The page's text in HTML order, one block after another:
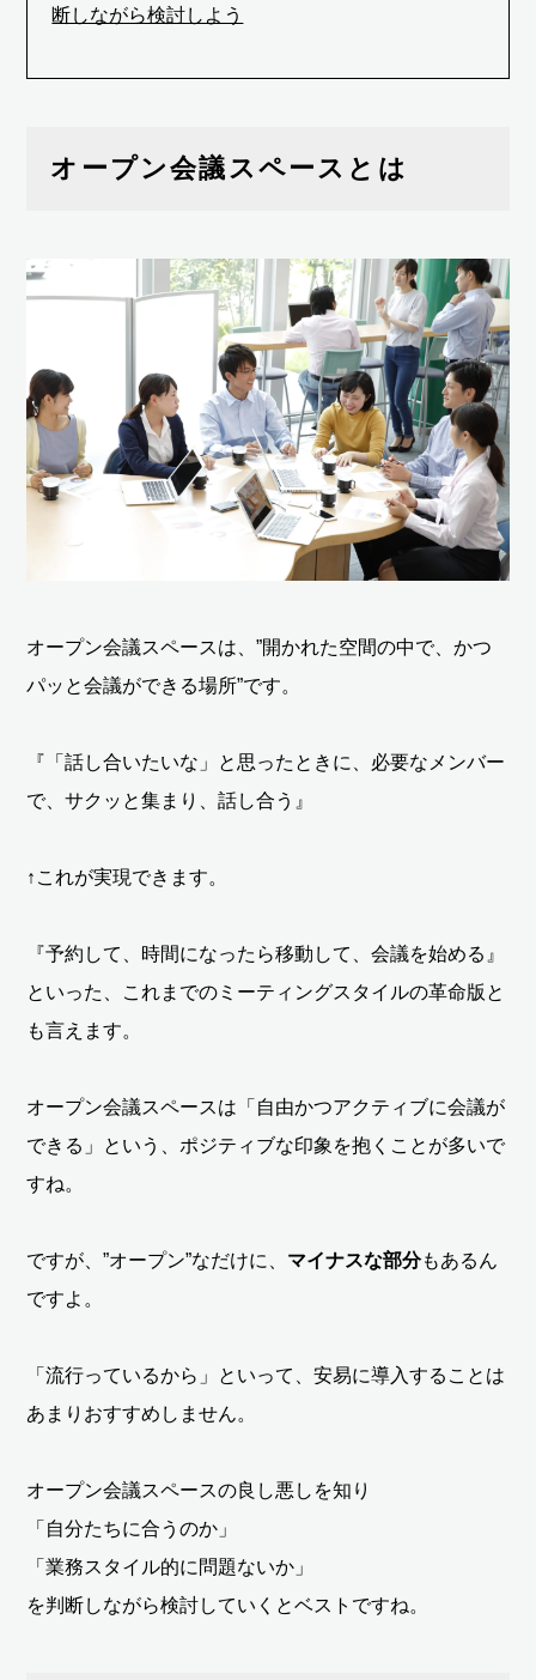
断しながら検討しよう
オープン会議スペースとは
オープン会議スペースは、”開かれた空間の中で、かつ
パッと会議ができる場所”です。
『「話し合いたいな」と思ったときに、必要なメンバー
で、サクッと集まり、話し合う』
↑これが実現できます。
『予約して、時間になったら移動して、会議を始める』
といった、これまでのミーティングスタイルの革命版と
も言えます。
オープン会議スペースは「自由かつアクティブに会議が
できる」という、ポジティブな印象を抱くことが多いで
すね。
ですが、”オープン”なだけに、 マイナスな部分もあるん
ですよ。
「流行っているから」といって、安易に導入することは
あまりおすすめしません。
オープン会議スペースの良し悪しを知り
「自分たちに合うのか」
「業務スタイル的に問題ないか」
を判断しながら検討していくとベストですね。